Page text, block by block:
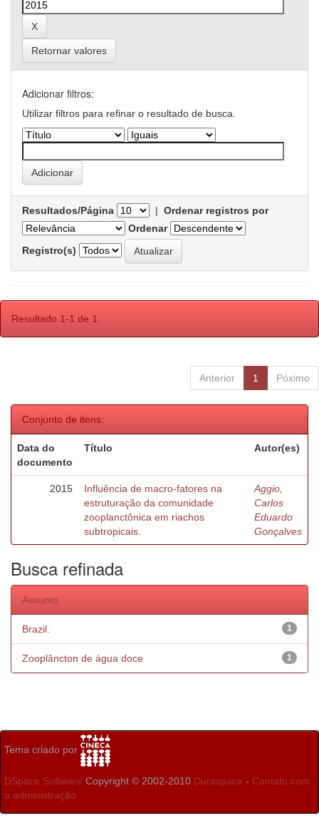
Retornar valores
Adicionar filtros:
Utilizar filtros para refinar o resultado de busca.
Resultados/Página | Ordenar registros por
Ordenar
Registro(s)
Resultado 1-1 de 1.
Anterior 1 Póximo
Conjunto de itens:
Data do
documento
Título Autor(es)
2015
Influência de macro-fatores na
estruturação da comunidade
zooplanctônica em riachos
subtropicais.
Aggio,
Carlos
Eduardo
Gonçalves
Busca refinada
Assunto
1
Brazil.
1
Zooplâncton de água doce
Tema criado por
DSpace Software Copyright © 2002-2010 Duraspace - Contato com
a administração